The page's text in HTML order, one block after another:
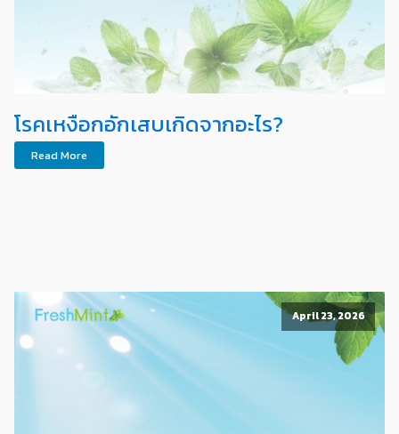
โรคเหงือกอักเสบเกิดจากอะไร?
Read More
April 23, 2026